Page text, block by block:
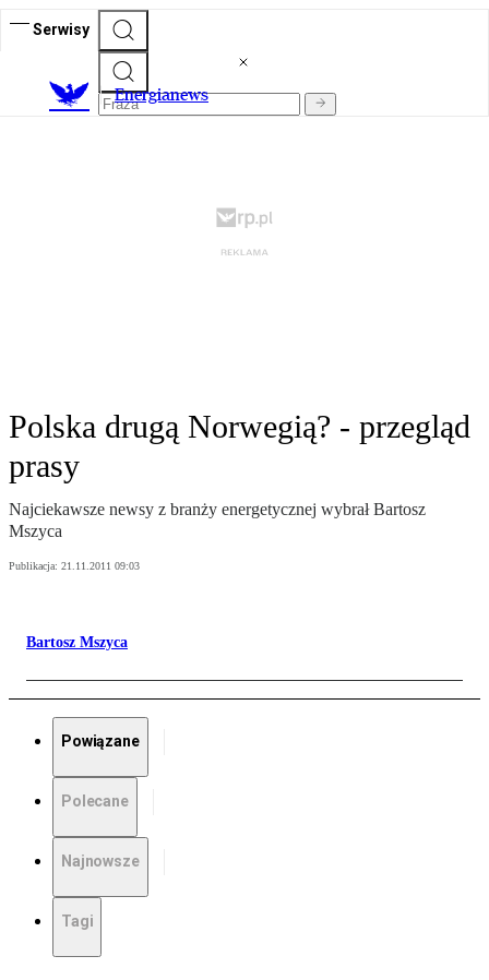
Serwisy
Energianews
Polska drugą Norwegią? - przegląd
prasy
Najciekawsze newsy z branży energetycznej wybrał Bartosz
Mszyca
Publikacja: 21.11.2011 09:03
Bartosz Mszyca
Powiązane
Polecane
Najnowsze
Tagi